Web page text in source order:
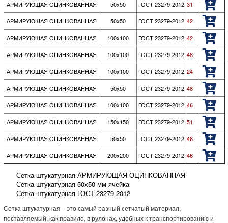
АРМИРУЮЩАЯ ОЦИНКОВАННАЯ 50х50 ГОСТ 23279-2012 31
АРМИРУЮЩАЯ ОЦИНКОВАННАЯ 50х50 ГОСТ 23279-2012 42
АРМИРУЮЩАЯ ОЦИНКОВАННАЯ 100х100 ГОСТ 23279-2012 42
АРМИРУЮЩАЯ ОЦИНКОВАННАЯ 100х100 ГОСТ 23279-2012 46
АРМИРУЮЩАЯ ОЦИНКОВАННАЯ 100х100 ГОСТ 23279-2012 24
АРМИРУЮЩАЯ ОЦИНКОВАННАЯ 50х50 ГОСТ 23279-2012 46
АРМИРУЮЩАЯ ОЦИНКОВАННАЯ 100х100 ГОСТ 23279-2012 46
АРМИРУЮЩАЯ ОЦИНКОВАННАЯ 150х150 ГОСТ 23279-2012 51
АРМИРУЮЩАЯ ОЦИНКОВАННАЯ 50х50 ГОСТ 23279-2012 46
АРМИРУЮЩАЯ ОЦИНКОВАННАЯ 200х200 ГОСТ 23279-2012 46
Сетка штукатурная АРМИРУЮЩАЯ ОЦИНКОВАННАЯ
Сетка штукатурная 50х50 мм ячейка
Сетка штукатурная ГОСТ 23279-2012
Сетка штукатурная – это самый разный сетчатый материал,
поставляемый, как правило, в рулонах, удобных к транспортированию и